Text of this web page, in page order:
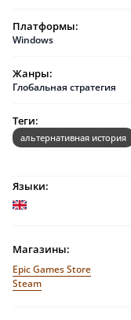
Платформы:
Windows
Жанры:
Глобальная стратегия
Теги:
альтернативная история
Языки:
Магазины:
Epic Games Store
Steam